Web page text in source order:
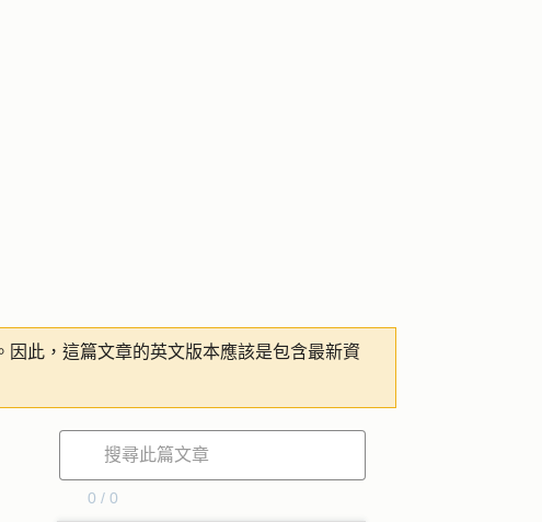
因此，這篇文章的英文版本應該是包含最新資
0 / 0